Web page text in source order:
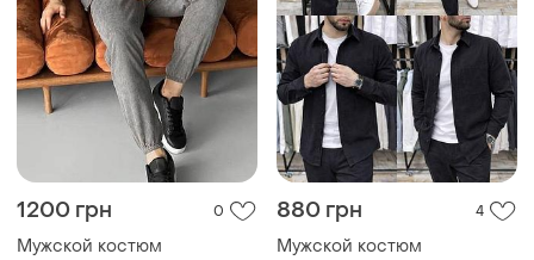
1200 грн 0
Мужской костюм
880 грн 4
Мужской костюм